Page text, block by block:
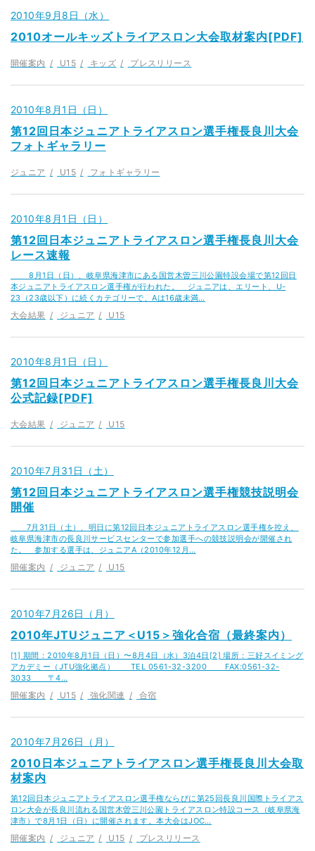
2010年9月8日（水）
2010オールキッズトライアスロン大会取材案内[PDF]
開催案内 U15 キッズ プレスリリース
2010年8月1日（日）
第12回日本ジュニアトライアスロン選手権長良川大会
フォトギャラリー
ジュニア U15 フォトギャラリー
2010年8月1日（日）
第12回日本ジュニアトライアスロン選手権長良川大会
レース速報
8月1日（日）、岐阜県海津市にある国営木曽三川公園特設会場で第12回日
本ジュニアトライアスロン選手権が行われた。 ジュニアは、エリート、U-
23（23歳以下）に続くカテゴリーで、Aは16歳未満…
大会結果 ジュニア U15
2010年8月1日（日）
第12回日本ジュニアトライアスロン選手権長良川大会
公式記録[PDF]
大会結果 ジュニア U15
2010年7月31日（土）
第12回日本ジュニアトライアスロン選手権競技説明会
開催
7月31日（土）、明日に第12回日本ジュニアトライアスロン選手権を控え、
岐阜県海津市の長良川サービスセンターで参加選手への競技説明会が開催され
た。 参加する選手は、ジュニアA（2010年12月…
開催案内 ジュニア U15
2010年7月26日（月）
2010年JTUジュニア＜U15＞強化合宿（最終案内）
[1] 期間：2010年8月1日（日）〜8月4日（水）3泊4日[2] 場所：三好スイミング
アカデミー（JTU強化拠点） TEL 0561-32-3200 FAX:0561-32-
3033 〒4…
開催案内 U15 強化関連 合宿
2010年7月26日（月）
2010日本ジュニアトライアスロン選手権長良川大会取
材案内
第12回日本ジュニアトライアスロン選手権ならびに第25回長良川国際トライアス
ロン大会が長良川流れる国営木曽三川公園トライアスロン特設コース（岐阜県海
津市）で8月1日（日）に開催されます。本大会はJOC…
開催案内 ジュニア U15 プレスリリース